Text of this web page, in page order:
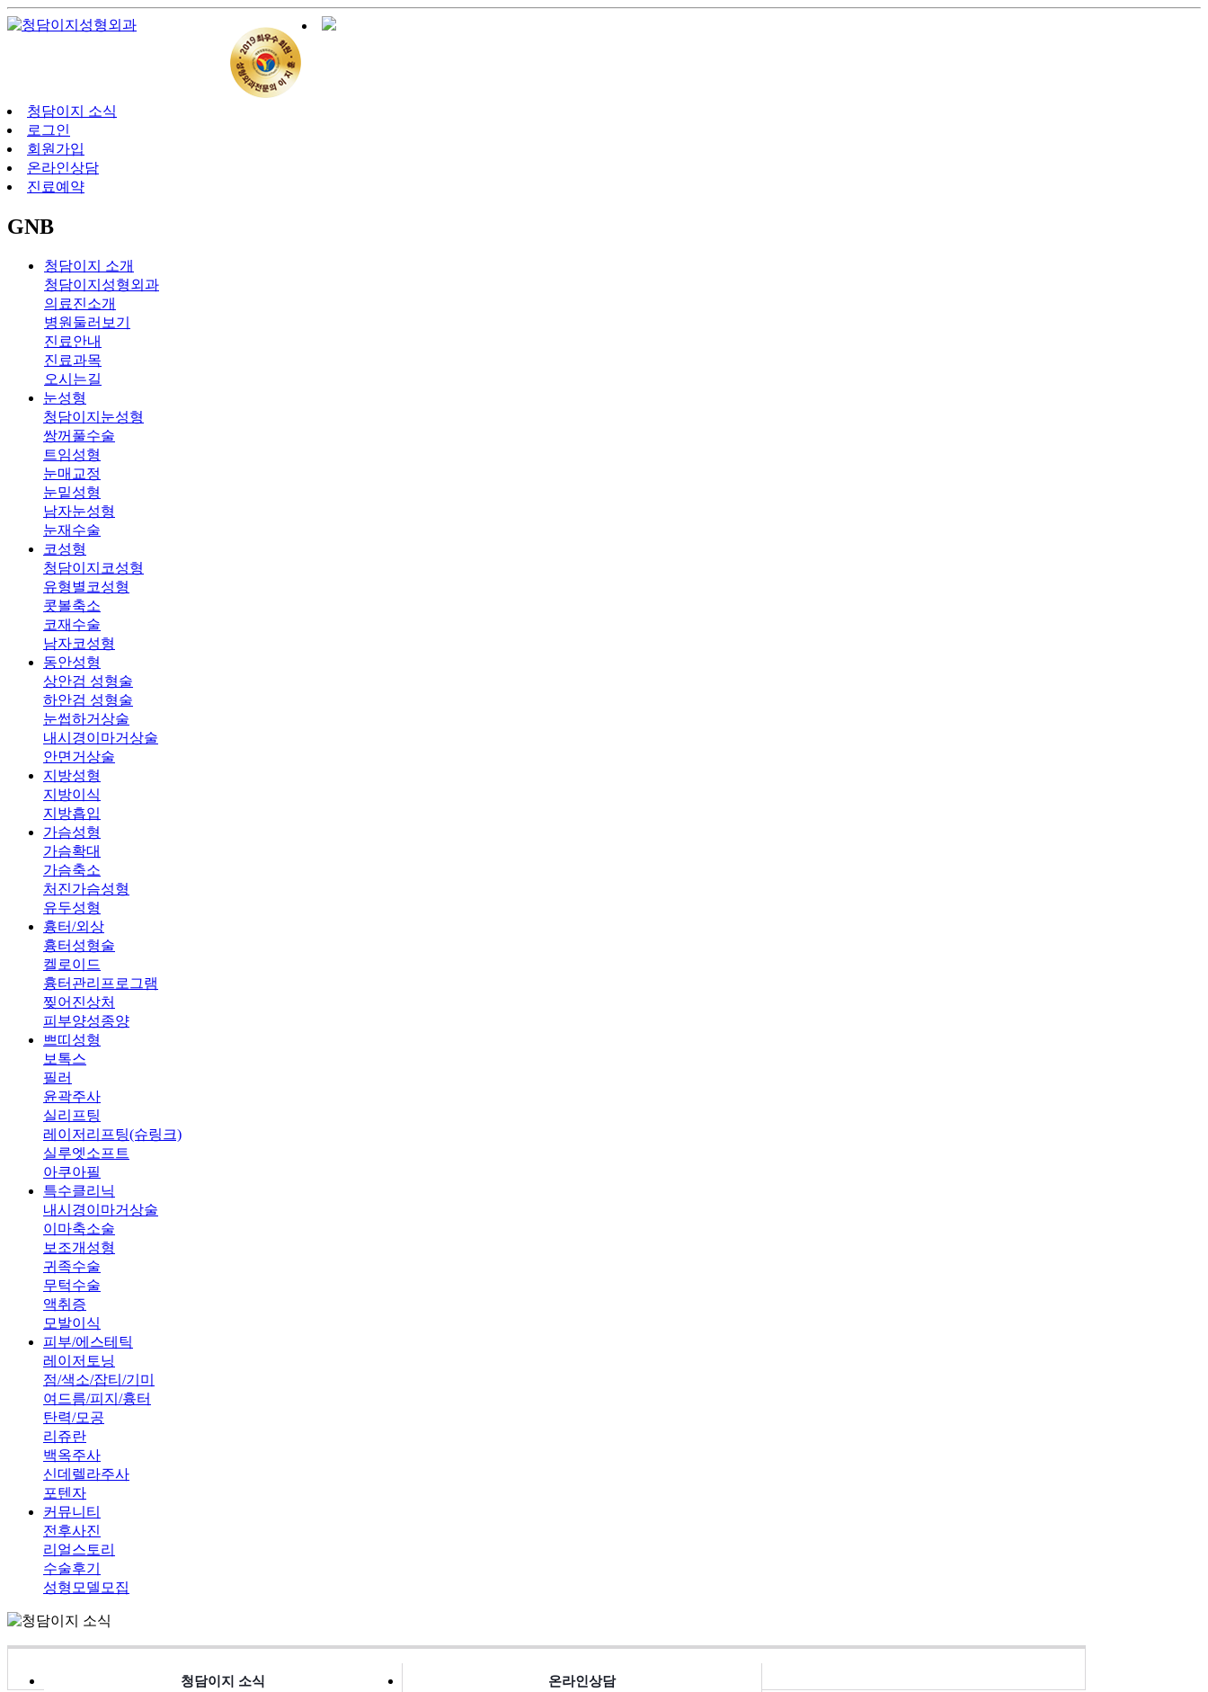
청담이지 소식
로그인
회원가입
온라인상담
진료예약
GNB
청담이지 소개
청담이지성형외과
의료진소개
병원둘러보기
진료안내
진료과목
오시는길
눈성형
청담이지눈성형
쌍꺼풀수술
트임성형
눈매교정
눈밑성형
남자눈성형
눈재수술
코성형
청담이지코성형
유형별코성형
콧볼축소
코재수술
남자코성형
동안성형
상안검 성형술
하안검 성형술
눈썹하거상술
내시경이마거상술
안면거상술
지방성형
지방이식
지방흡입
가슴성형
가슴확대
가슴축소
처진가슴성형
유두성형
흉터/외상
흉터성형술
켈로이드
흉터관리프로그램
찢어진상처
피부양성종양
쁘띠성형
보톡스
필러
윤곽주사
실리프팅
레이저리프팅(슈링크)
실루엣소프트
아쿠아필
특수클리닉
내시경이마거상술
이마축소술
보조개성형
귀족수술
무턱수술
액취증
모발이식
피부/에스테틱
레이저토닝
점/색소/잡티/기미
여드름/피지/흉터
탄력/모공
리쥬란
백옥주사
신데렐라주사
포텐자
커뮤니티
전후사진
리얼스토리
수술후기
성형모델모집
청담이지 소식 온라인상담